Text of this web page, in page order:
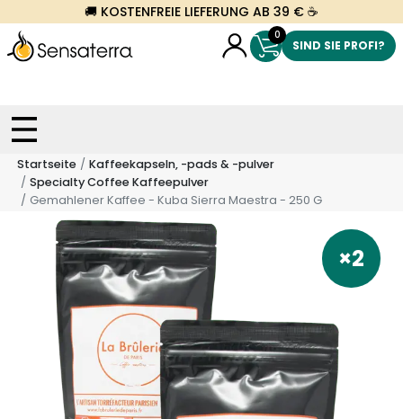
🚚 KOSTENFREIE LIEFERUNG AB 39 € ☕
0
SIND SIE PROFI?
Startseite
Kaffeekapseln, -pads & -pulver
Specialty Coffee Kaffeepulver
Gemahlener Kaffee - Kuba Sierra Maestra - 250 G
×2